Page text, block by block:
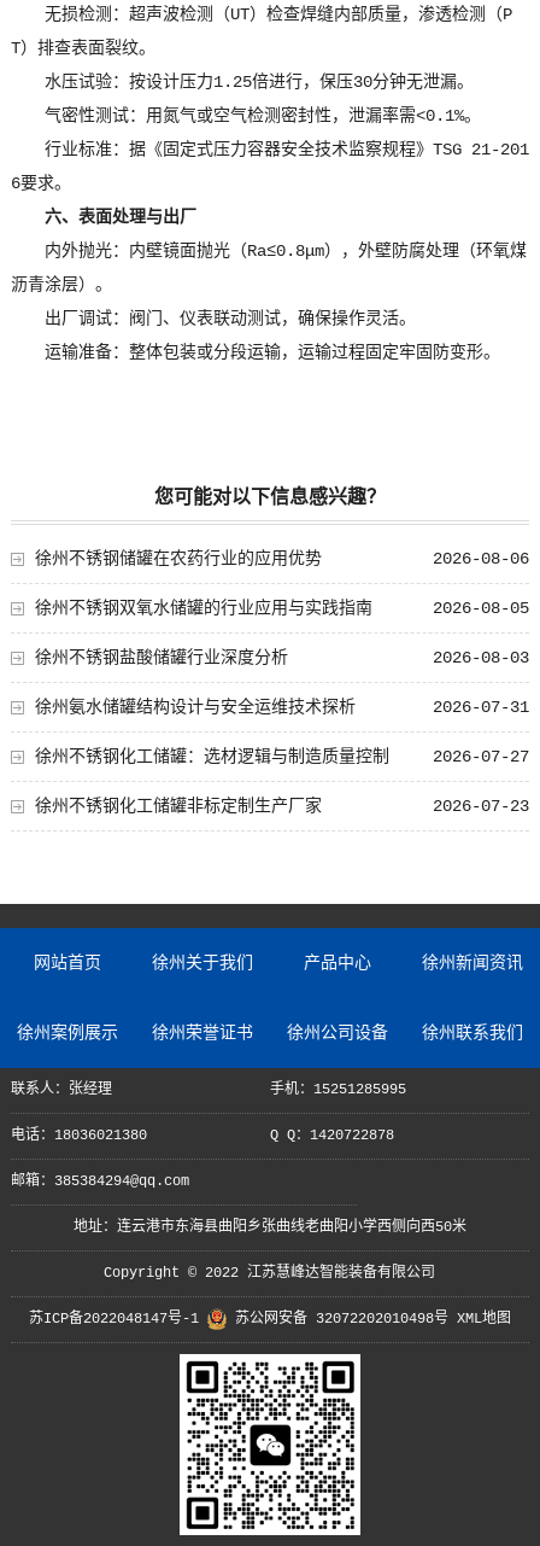
无损检测：超声波检测（UT）检查焊缝内部质量，渗透检测（P
T）排查表面裂纹。
水压试验：按设计压力1.25倍进行，保压30分钟无泄漏。
气密性测试：用氮气或空气检测密封性，泄漏率需<0.1%。
行业标准：据《固定式压力容器安全技术监察规程》TSG 21-201
6要求。
六、表面处理与出厂
内外抛光：内壁镜面抛光（Ra≤0.8μm），外壁防腐处理（环氧煤
沥青涂层）。
出厂调试：阀门、仪表联动测试，确保操作灵活。
运输准备：整体包装或分段运输，运输过程固定牢固防变形。
您可能对以下信息感兴趣？
2026-08-06
徐州不锈钢储罐在农药行业的应用优势
2026-08-05
徐州不锈钢双氧水储罐的行业应用与实践指南
2026-08-03
徐州不锈钢盐酸储罐行业深度分析
2026-07-31
徐州氨水储罐结构设计与安全运维技术探析
2026-07-27
徐州不锈钢化工储罐：选材逻辑与制造质量控制
2026-07-23
徐州不锈钢化工储罐非标定制生产厂家
网站首页 徐州关于我们 产品中心 徐州新闻资讯
徐州案例展示 徐州荣誉证书 徐州公司设备 徐州联系我们
联系人：张经理 手机：15251285995
电话：18036021380 Q Q：1420722878
邮箱：385384294@qq.com
地址：连云港市东海县曲阳乡张曲线老曲阳小学西侧向西50米
Copyright © 2022 江苏慧峰达智能装备有限公司
苏ICP备2022048147号-1 苏公网安备 32072202010498号 XML地图